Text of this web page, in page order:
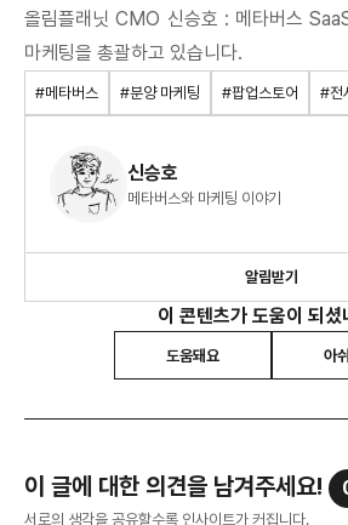
올림플래닛 CMO 신승호 : 메타버스
마케팅을 총괄하고 있습니다.
#메타버스 #분양 마케팅 #팝업스토어 #전
신승호
메타버스와 마케팅 이야기
알림받기
이 콘텐츠가 도움이 되셨
도움돼요 아
이 글에 대한 의견을 남겨주세요!
서로의 생각을 공유할수록 인사이트가 커집니다.